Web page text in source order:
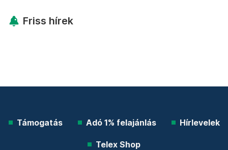
Friss hírek
Támogatás Adó 1% felajánlás Hírlevelek
Telex Shop